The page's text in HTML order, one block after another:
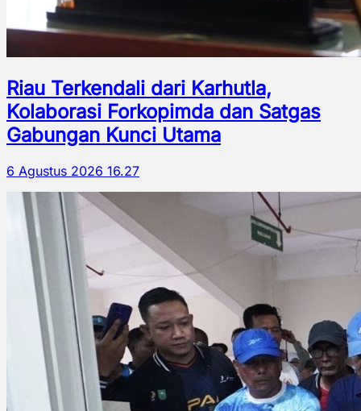
Riau Terkendali dari Karhutla,
Kolaborasi Forkopimda dan Satgas
Gabungan Kunci Utama
6 Agustus 2026 16.27